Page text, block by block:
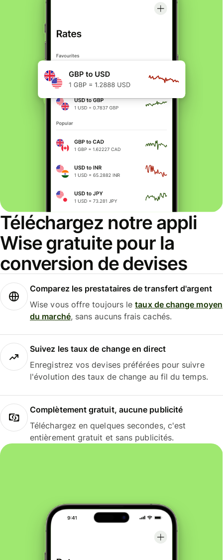
Téléchargez notre appli
Wise gratuite pour la
conversion de devises
Comparez les prestataires de transfert d'argent
Wise vous offre toujours letaux de change moyen
du marché, sans aucuns frais cachés.
Suivez les taux de change en direct
Enregistrez vos devises préférées pour suivre
l'évolution des taux de change au fil du temps.
Complètement gratuit, aucune publicité
Téléchargez en quelques secondes, c'est
entièrement gratuit et sans publicités.